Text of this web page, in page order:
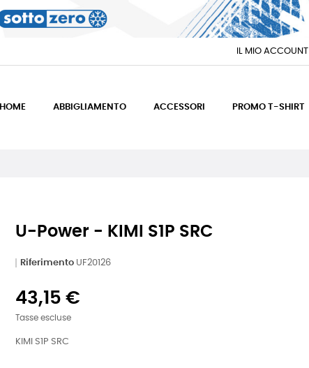
IL MIO ACCOUNT
HOME ABBIGLIAMENTO ACCESSORI PROMO T-SHIRT
U-Power - KIMI S1P SRC
Riferimento UF20126
43,15 €
Tasse escluse
KIMI S1P SRC